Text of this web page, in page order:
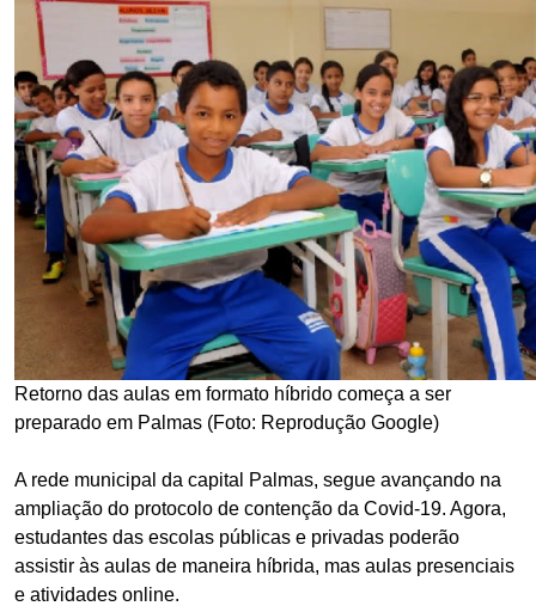
Retorno das aulas em formato híbrido começa a ser
preparado em Palmas (Foto: Reprodução Google)
A rede municipal da capital Palmas, segue avançando na
ampliação do protocolo de contenção da Covid-19. Agora,
estudantes das escolas públicas e privadas poderão
assistir às aulas de maneira híbrida, mas aulas presenciais
e atividades online.